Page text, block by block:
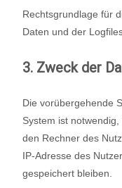
Rechtsgrundlage für
Daten und der
3. Zweck der
Die vorübergehende
System ist
den Rechner des
IP-Adresse des
gespeichert bleiben.